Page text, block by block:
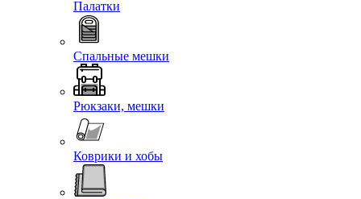
Палатки
Спальные мешки
Рюкзаки, мешки
Коврики и хобы